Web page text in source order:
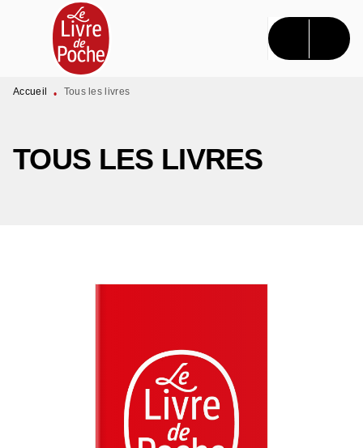
MENU RECHERCHE CONTENU
PIED DE PAGE
Accueil • Tous les livres
TOUS LES LIVRES